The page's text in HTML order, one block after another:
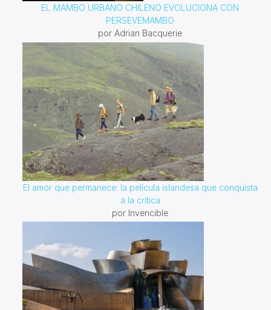
EL MAMBO URBANO CHILENO EVOLUCIONA CON
PERSEVEMAMBO
por Adrian Bacquerie
El amor que permanece: la película islandesa que conquista
a la crítica
por Invencible